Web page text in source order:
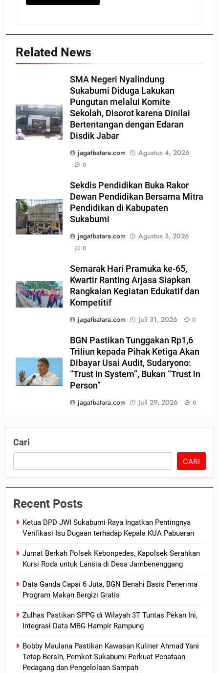
Related News
SMA Negeri Nyalindung
Sukabumi Diduga Lakukan
Pungutan melalui Komite
Sekolah, Disorot karena Dinilai
Bertentangan dengan Edaran
Disdik Jabar
jagatbatara.com
Agustus 4, 2026
0
Sekdis Pendidikan Buka Rakor
Dewan Pendidikan Bersama Mitra
Pendidikan di Kabupaten
Sukabumi
jagatbatara.com
Agustus 3, 2026
0
Semarak Hari Pramuka ke-65,
Kwartir Ranting Arjasa Siapkan
Rangkaian Kegiatan Edukatif dan
Kompetitif
jagatbatara.com
Juli 31, 2026 0
BGN Pastikan Tunggakan Rp1,6
Triliun kepada Pihak Ketiga Akan
Dibayar Usai Audit, Sudaryono:
“Trust in System”, Bukan “Trust in
Person”
jagatbatara.com
Juli 29, 2026 0
Cari
CARI
Recent Posts
Ketua DPD JWI Sukabumi Raya Ingatkan Pentingnya
Verifikasi Isu Dugaan terhadap Kepala KUA Pabuaran
Jumat Berkah Polsek Kebonpedes, Kapolsek Serahkan
Kursi Roda untuk Lansia di Desa Jambenenggang
Data Ganda Capai 6 Juta, BGN Benahi Basis Penerima
Program Makan Bergizi Gratis
Zulhas Pastikan SPPG di Wilayah 3T Tuntas Pekan Ini,
Integrasi Data MBG Hampir Rampung
Bobby Maulana Pastikan Kawasan Kuliner Ahmad Yani
Tetap Bersih, Pemkot Sukabumi Perkuat Penataan
Pedagang dan Pengelolaan Sampah